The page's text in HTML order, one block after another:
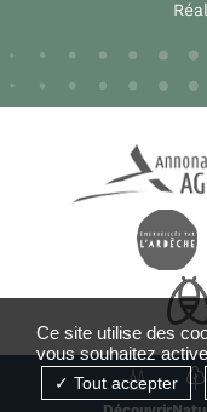
Ce site utilise des
vous souhaitez
Tout accepter